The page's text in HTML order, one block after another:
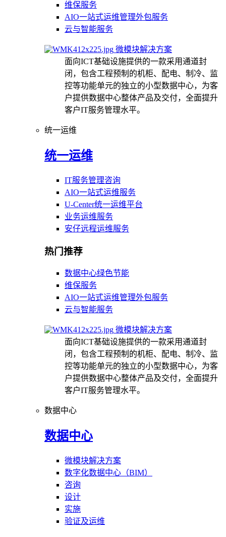
维保服务
AIO一站式运维管理外包服务
云与智能服务
微模块解决方案
面向ICT基础设施提供的一款采用通道封
闭，包含工程预制的机柜、配电、制冷、监
控等功能单元的独立的小型数据中心，为客
户提供数据中心整体产品及交付，全面提升
客户IT服务管理水平。
统一运维
统一运维
IT服务管理咨询
AIO一站式运维服务
U-Center统一运维平台
业务运维服务
安仔远程运维服务
热门推荐
数据中心绿色节能
维保服务
AIO一站式运维管理外包服务
云与智能服务
微模块解决方案
面向ICT基础设施提供的一款采用通道封
闭，包含工程预制的机柜、配电、制冷、监
控等功能单元的独立的小型数据中心，为客
户提供数据中心整体产品及交付，全面提升
客户IT服务管理水平。
数据中心
数据中心
微模块解决方案
数字化数据中心（BIM）
咨询
设计
实施
验证及运维